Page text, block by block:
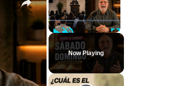
PlayUnmute Fullscreen
Now Playing